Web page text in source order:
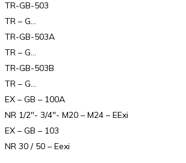
TR-GB-503
TR – G…
TR-GB-503A
TR – G…
TR-GB-503B
TR – G…
EX – GB – 100A
NR 1/2″- 3/4″- M20 – M24 – EExi
EX – GB – 103
NR 30 / 50 – Eexi